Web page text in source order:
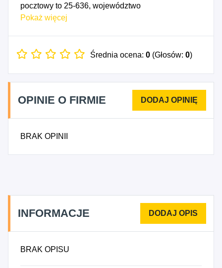
pocztowy to 25-636, województwo
ŚWIĘTOKRZYSKIE, powiat Kielce. Numer
EMILIA ŚMIETANKA to 545003982. Data
- Pozostała działalność wspomagająca usługi
finansowe, z wyłączeniem ubezpieczeń i
funduszów emerytalnych, 6622Z - Działalność
Pozostała działalność wspomagająca
Pokaż więcej
Średnia ocena: 0 (Głosów: 0)
OPINIE O FIRMIE
BRAK OPINII
INFORMACJE
BRAK OPISU